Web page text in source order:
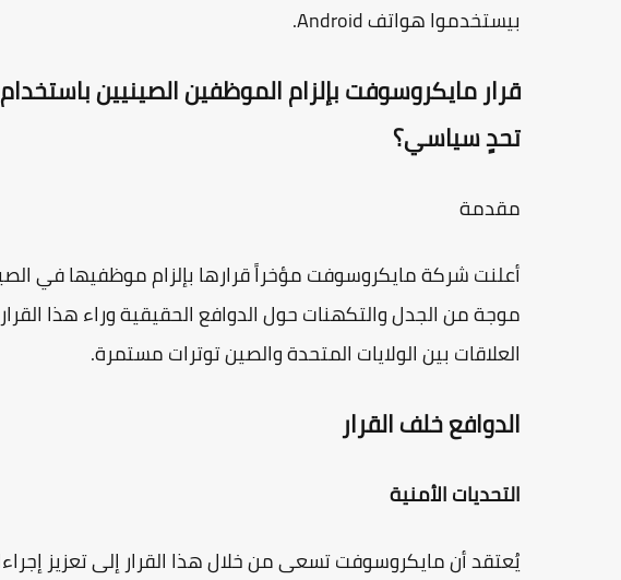
بيستخدموا هواتف Android.
قرار مايكروسوفت بإلزام الموظفين الصينيين
تحدٍ سياسي؟
مقدمة
أعلنت شركة مايكروسوفت مؤخراً قرارها بإلزام موظفيها في
موجة من الجدل والتكهنات حول الدوافع الحقيقية وراء هذا
العلاقات بين الولايات المتحدة والصين توترات مستمرة.
الدوافع خلف القرار
التحديات الأمنية
يُعتقد أن مايكروسوفت تسعى من خلال هذا القرار إلى تعزيز